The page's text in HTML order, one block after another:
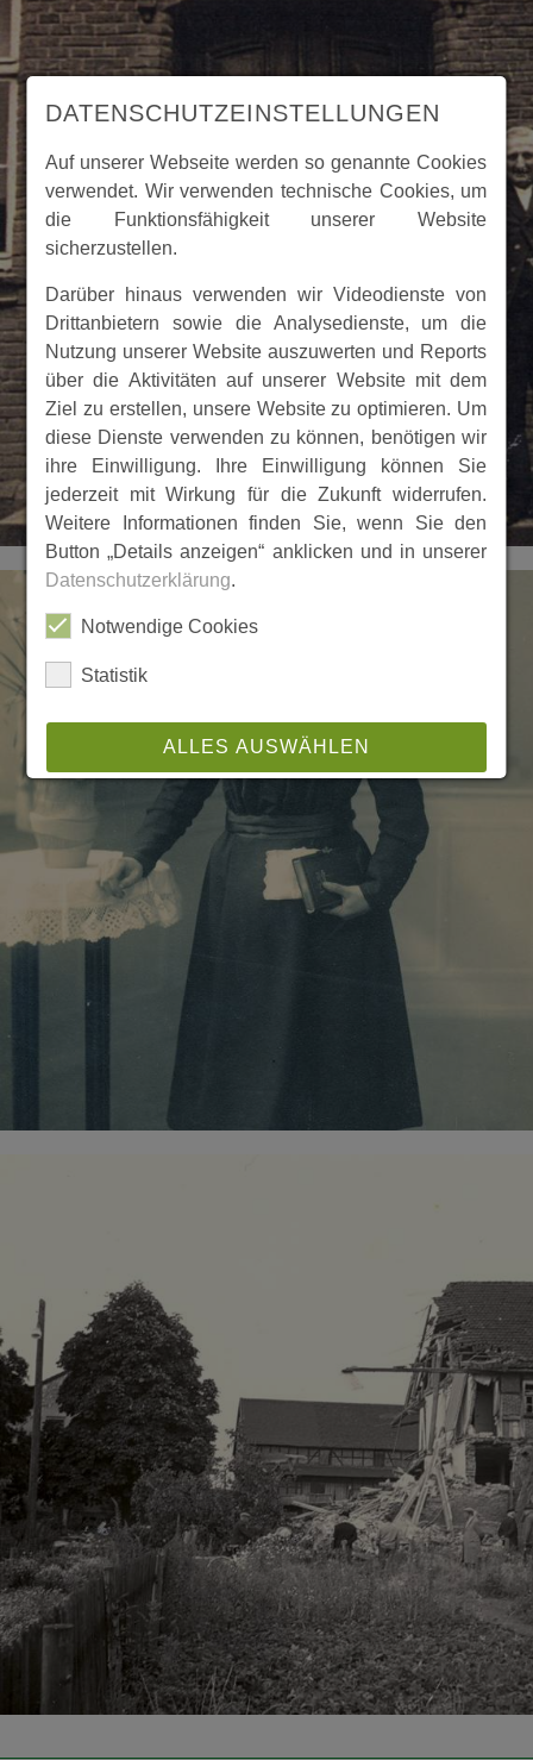
DATENSCHUTZEINSTELLUNGEN
Auf unserer Webseite werden so genannte Cookies
verwendet. Wir verwenden technische Cookies, um
die Funktionsfähigkeit unserer Website
sicherzustellen.
Darüber hinaus verwenden wir Videodienste von
Drittanbietern sowie die Analysedienste, um die
Nutzung unserer Website auszuwerten und Reports
über die Aktivitäten auf unserer Website mit dem
Ziel zu erstellen, unsere Website zu optimieren. Um
diese Dienste verwenden zu können, benötigen wir
ihre Einwilligung. Ihre Einwilligung können Sie
jederzeit mit Wirkung für die Zukunft widerrufen.
Weitere Informationen finden Sie, wenn Sie den
Button „Details anzeigen“ anklicken und in unserer
Datenschutzerklärung.
Notwendige Cookies
Statistik
ALLES AUSWÄHLEN
ABLEHNEN
SPEICHERN
Impressum